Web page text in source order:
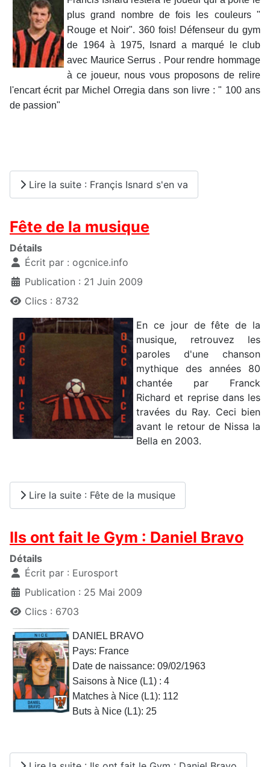
plus grand nombre de fois les couleurs "
Rouge et Noir". 360 fois! Défenseur du gym
de 1964 à 1975, Isnard a marqué le club
avec Maurice Serrus . Pour rendre hommage
à ce joueur, nous vous proposons de relire
l'encart écrit par Michel Orregia dans son livre : " 100 ans
de passion"
Lire la suite : Françis Isnard s'en va
Fête de la musique
Détails
Écrit par : ogcnice.info
Publication : 21 Juin 2009
Clics : 8732
En ce jour de fête de la
musique, retrouvez les
paroles d'une chanson
mythique des années 80
chantée par Franck
Richard et reprise dans les
travées du Ray. Ceci bien
avant le retour de Nissa la
Bella en 2003.
Lire la suite : Fête de la musique
Ils ont fait le Gym : Daniel Bravo
Détails
Écrit par : Eurosport
Publication : 25 Mai 2009
Clics : 6703
DANIEL BRAVO
Pays: France
Date de naissance: 09/02/1963
Saisons à Nice (L1) : 4
Matches à Nice (L1): 112
Buts à Nice (L1): 25